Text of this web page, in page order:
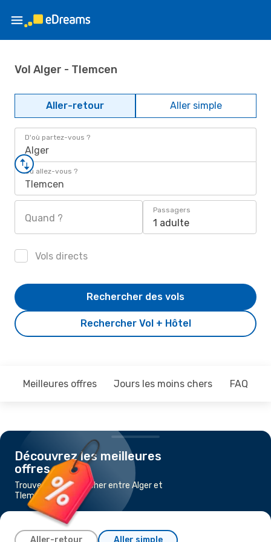
Vol Alger - Tlemcen
Aller-retour Aller simple
D'où partez-vous ?
Alger
Où allez-vous ?
Tlemcen
Quand ?
Passagers
1 adulte
Vols directs
Rechercher Vol + Hôtel
Rechercher des vols
Meilleures offres Jours les moins chers FAQ
Découvrez les meilleures
offres
Trouvez un vol pas cher entre Alger et
Tlemcen
Aller-retour Aller simple